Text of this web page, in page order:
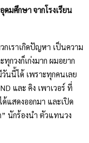
ดมศึกษา จากโรงเรียน
เราเกิดปัญหา เป็นความ
กวงก็เก่งมาก ผมอยาก
นนี้ได้ เพราะทุกคนเลย
และ คิง เพาเวอร์ ที่
แสดงออกมา และเปิด
” นักร้องนำ ตัวแทนวง